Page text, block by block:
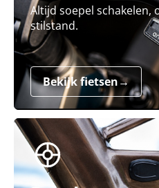
Altijd soepel schakelen,
stilstand.
Bekijk fietsen→